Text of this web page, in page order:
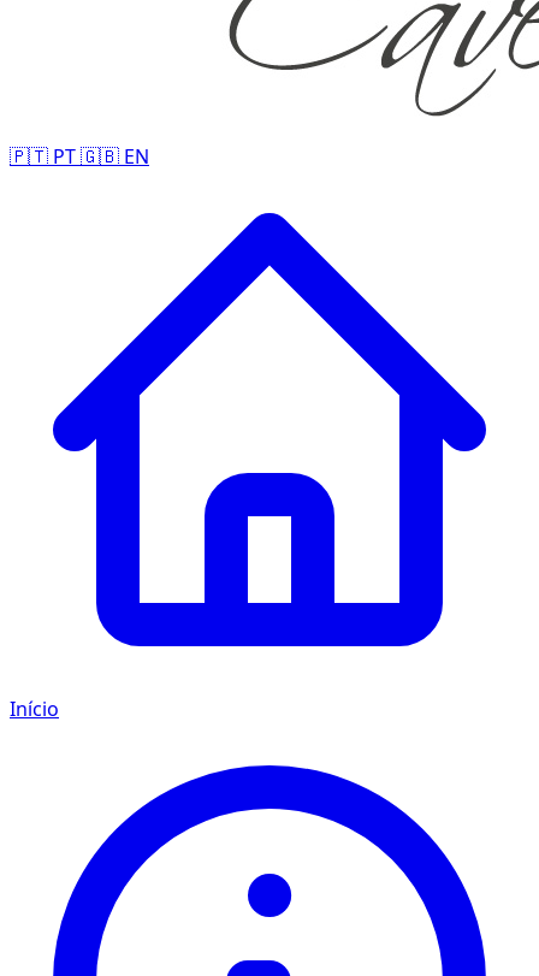
🇵🇹 PT🇬🇧 EN
Início